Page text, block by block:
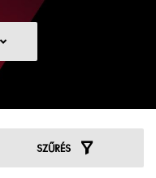
SZŰRÉS